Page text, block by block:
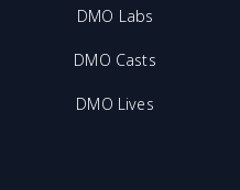
DMO Labs
DMO Casts
DMO Lives